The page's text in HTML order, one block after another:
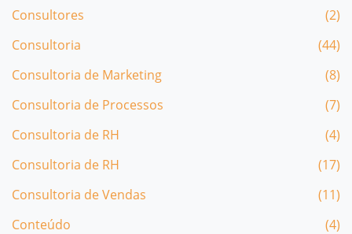
Consultores
(2)
Consultoria
(44)
Consultoria de Marketing
(8)
Consultoria de Processos
(7)
Consultoria de RH
(4)
Consultoria de RH
(17)
Consultoria de Vendas
(11)
Conteúdo
(4)